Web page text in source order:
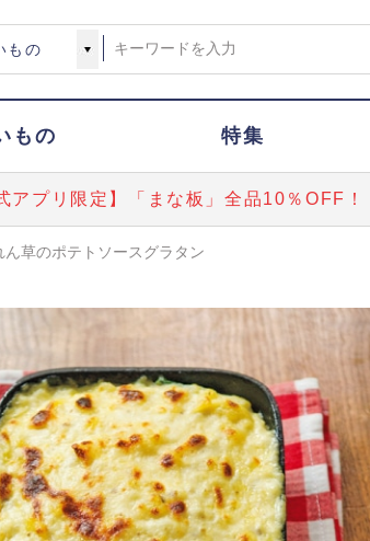
もの 特集
アプリ限定】「まな板」全品10％OFF
ん草のポテトソースグラタン